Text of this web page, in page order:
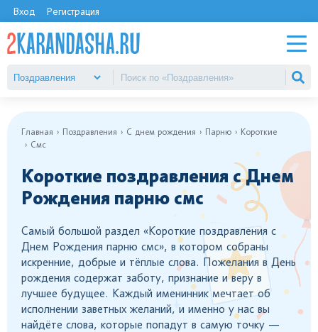
Вход Регистрация
Главная Поздравления С днем рождения Парню
Короткие
Смс
Короткие поздравления с Днем
Рождения парню смс
Самый большой раздел «Короткие поздравления с
Днем Рождения парню смс», в котором собраны
искренние, добрые и тёплые слова. Пожелания в День
рождения содержат заботу, признание и веру в
лучшее будущее. Каждый именинник мечтает об
исполнении заветных желаний, и именно у нас вы
найдёте слова, которые попадут в самую точку —